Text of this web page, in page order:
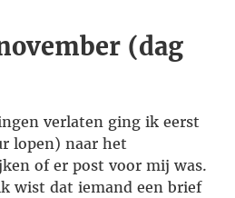
(dag
verlaten ging ik eerst
lopen) naar het
of er post voor mij was.
wist dat iemand een brief